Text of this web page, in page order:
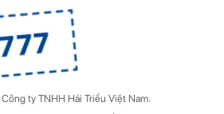
Công ty TNHH Hải Triều Việt Nam.